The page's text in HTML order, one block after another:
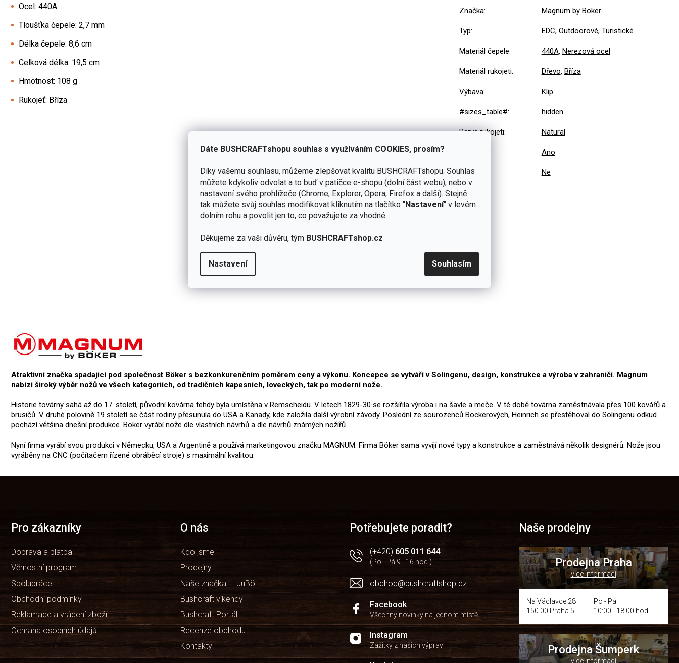
Dáte BUSHCRAFTshopu souhlas s využíváním COOKIES, prosím?
Díky vašemu souhlasu, můžeme zlepšovat kvalitu BUSHCRAFTshopu. Souhlas
můžete kdykoliv odvolat a to buď v patičce e-shopu (dolní část webu), nebo v
nastavení svého prohlížeče (Chrome, Explorer, Opera, Firefox a další). Stejně
tak můžete svůj souhlas modifikovat kliknutím na tlačítko "Nastavení" v levém
dolním rohu a povolit jen to, co považujete za vhodné.
Děkujeme za vaši důvěru, tým BUSHCRAFTshop.cz
Nastavení Souhlasím
Ocel: 440A
Tloušťka čepele: 2,7 mm
Délka čepele: 8,6 cm
Celková délka: 19,5 cm
Hmotnost: 108 g
Rukojeť: Bříza
Značka: Magnum by Böker
Typ: EDC, Outdoorové, Turistické
Materiál čepele: 440A, Nerezová ocel
Materiál rukojeti: Dřevo, Bříza
Výbava: Klip
#sizes_table#: hidden
Barva rukojeti: Natural
Ano
Sada Ne
Přidat hodnocení
Atraktivní značka spadající pod společnost Böker s bezkonkurenčním poměrem ceny a výkonu. Koncepce se vytváří v Solingenu, design, konstrukce a výroba v zahraničí. Magnum
nabízí široký výběr nožů ve všech kategoriích, od tradičních kapesních, loveckých, tak po moderní nože.
Historie továrny sahá až do 17. století, původní kovárna tehdy byla umístěna v Remscheidu. V letech 1829-30 se rozšířila výroba i na šavle a meče. V té době továrna zaměstnávala přes 100 kovářů a
brusičů. V druhé polovině 19 století se část rodiny přesunula do USA a Kanady, kde založila další výrobní závody. Poslední ze sourozenců Bockerových, Heinrich se přestěhoval do Solingenu odkud
pochází většina dnešní produkce. Boker vyrábí nože dle vlastních návrhů a dle návrhů známých nožířů.
Nyní firma vyrábí svou produkci v Německu, USA a Argentině a používá marketingovou značku MAGNUM. Firma Böker sama vyvíjí nové typy a konstrukce a zaměstnává několik designérů. Nože jsou
vyráběny na CNC (počítačem řízené obráběcí stroje) s maximální kvalitou.
Pro zákazníky
Doprava a platba
Věrnostní program
Spolupráce
Obchodní podmínky
Reklamace a vrácení zboží
Ochrana osobních údajů
O nás
Kdo jsme
Prodejny
Naše značka — JuBö
Bushcraft víkendy
Bushcraft Portál
Recenze obchodu
Kontakty
Potřebujete poradit?
(+420) 605 011 644
(Po - Pá 9 - 16 hod.)
obchod@bushcraftshop.cz
Facebook
Všechny novinky na jednom místě
Instagram
Zážitky z našich výprav
Naše prodejny
Prodejna Praha
více informací
Na Václavce 28
150 00 Praha 5
Po - Pá:
10:00 - 18:00 hod.
Prodejna Šumperk
více informací